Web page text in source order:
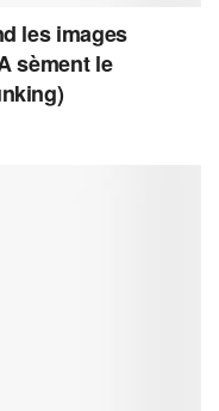
les images
sèment le